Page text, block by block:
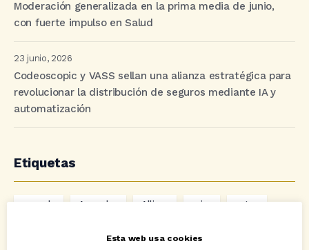
Moderación generalizada en la prima media de junio,
con fuerte impulso en Salud
23 junio, 2026
Codeoscopic y VASS sellan una alianza estratégica para
revolucionar la distribución de seguros mediante IA y
automatización
Etiquetas
acuerdo Acuerdos Allianz asisa autos
Esta web usa cookies